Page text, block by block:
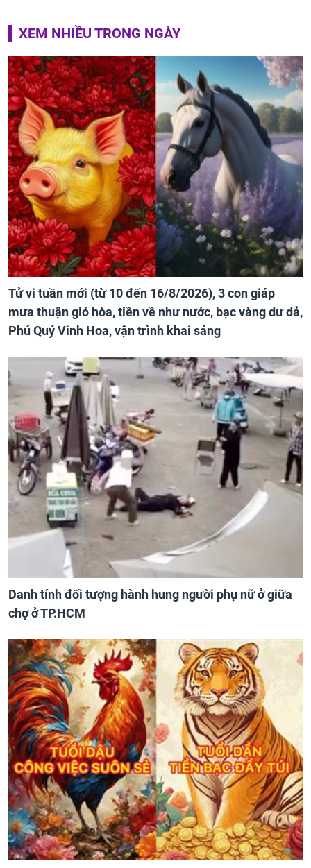
XEM NHIỀU TRONG NGÀY
Tử vi tuần mới (từ 10 đến 16/8/2026), 3 con giáp
mưa thuận gió hòa, tiền về như nước, bạc vàng dư dả,
Phú Quý Vinh Hoa, vận trình khai sáng
Danh tính đối tượng hành hung người phụ nữ ở giữa
chợ ở TP.HCM